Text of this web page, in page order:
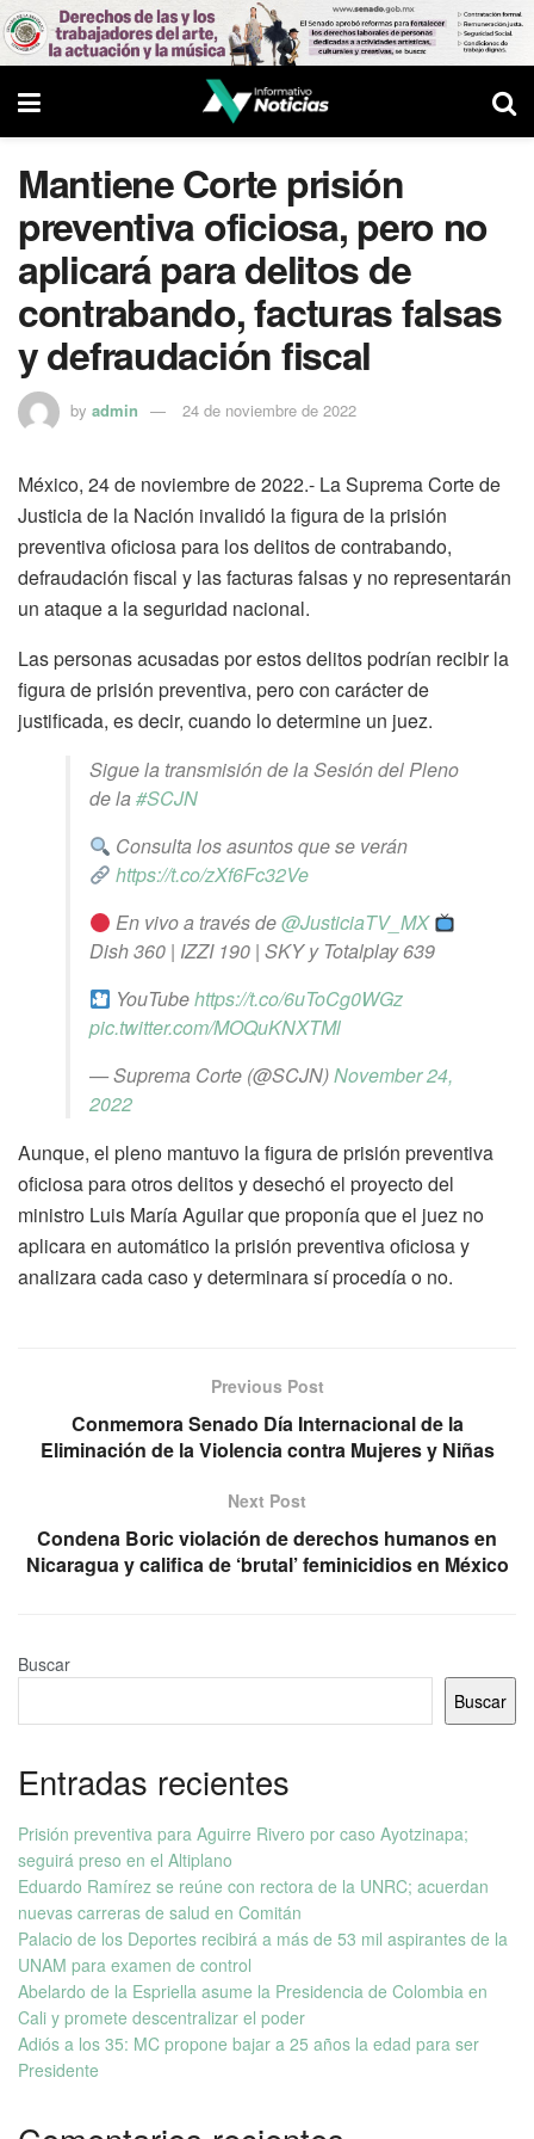
Mantiene Corte prisión
preventiva oficiosa, pero no
aplicará para delitos de
contrabando, facturas falsas
y defraudación fiscal
by admin 24 de noviembre de 2022
México, 24 de noviembre de 2022.- La Suprema Corte de
Justicia de la Nación invalidó la figura de la prisión
preventiva oficiosa para los delitos de contrabando,
defraudación fiscal y las facturas falsas y no representarán
un ataque a la seguridad nacional.
Las personas acusadas por estos delitos podrían recibir la
figura de prisión preventiva, pero con carácter de
justificada, es decir, cuando lo determine un juez.
Sigue la transmisión de la Sesión del Pleno
de la#SCJN
Consulta los asuntos que se verán
https://t.co/zXf6Fc32Ve
En vivo a través de@JusticiaTV_MX
Dish 360 | IZZI 190 | SKY y Totalplay 639
YouTubehttps://t.co/6uToCg0WGz
pic.twitter.com/MOQuKNXTMl
— Suprema Corte (@SCJN)November 24,
2022
Aunque, el pleno mantuvo la figura de prisión preventiva
oficiosa para otros delitos y desechó el proyecto del
ministro Luis María Aguilar que proponía que el juez no
aplicara en automático la prisión preventiva oficiosa y
analizara cada caso y determinara sí procedía o no.
Previous Post
Conmemora Senado Día Internacional de la
Eliminación de la Violencia contra Mujeres y Niñas
Next Post
Condena Boric violación de derechos humanos en
Nicaragua y califica de ‘brutal’ feminicidios en México
Buscar
Buscar
Entradas recientes
Prisión preventiva para Aguirre Rivero por caso Ayotzinapa;
seguirá preso en el Altiplano
Eduardo Ramírez se reúne con rectora de la UNRC; acuerdan
nuevas carreras de salud en Comitán
Palacio de los Deportes recibirá a más de 53 mil aspirantes de la
UNAM para examen de control
Abelardo de la Espriella asume la Presidencia de Colombia en
Cali y promete descentralizar el poder
Adiós a los 35: MC propone bajar a 25 años la edad para ser
Presidente